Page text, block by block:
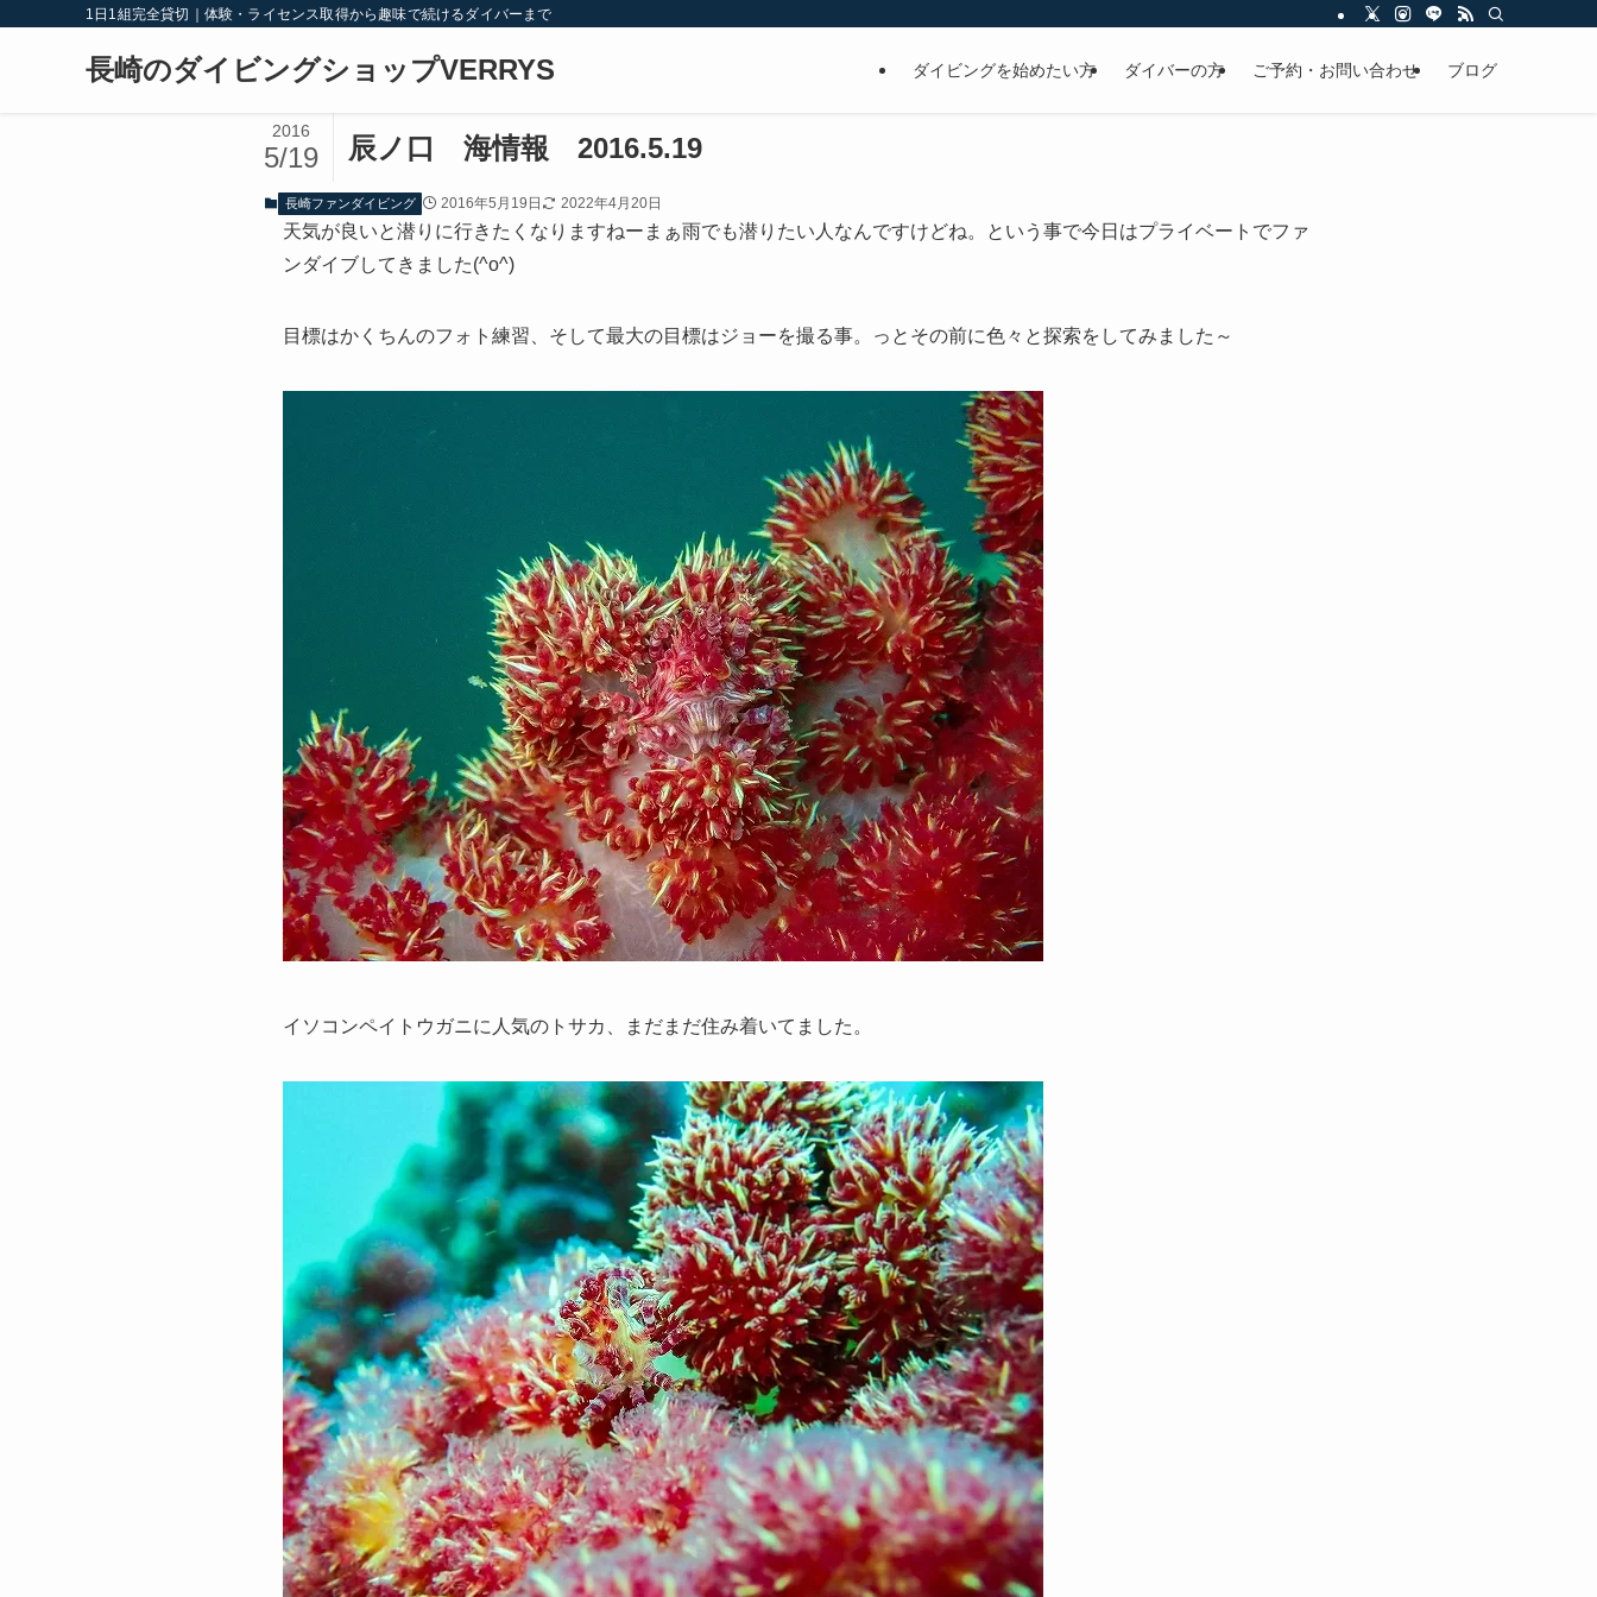
1日1組完全貸切｜体験・ライセンス取得から趣味で続けるダイバーまで
長崎のダイビングショップVERRYS ダイビングを始めたい方 ダイバーの方 ご予約・お問い合わせ ブログ
辰ノ口 海情報 2016.5.19
2016
5/19
長崎ファンダイビング 2016年5月19日 2022年4月20日
天気が良いと潜りに行きたくなりますねーまぁ雨でも潜りたい人なんですけどね。という事で今日はプライベートでファ
ンダイブしてきました(^o^)
目標はかくちんのフォト練習、そして最大の目標はジョーを撮る事。っとその前に色々と探索をしてみました～
イソコンペイトウガニに人気のトサカ、まだまだ住み着いてました。